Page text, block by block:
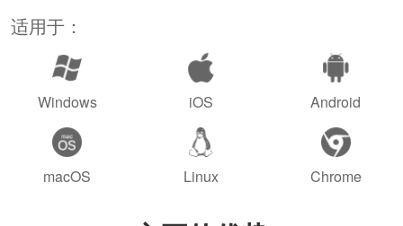
适用于：
Windows iOS Android
macOS Linux Chrome